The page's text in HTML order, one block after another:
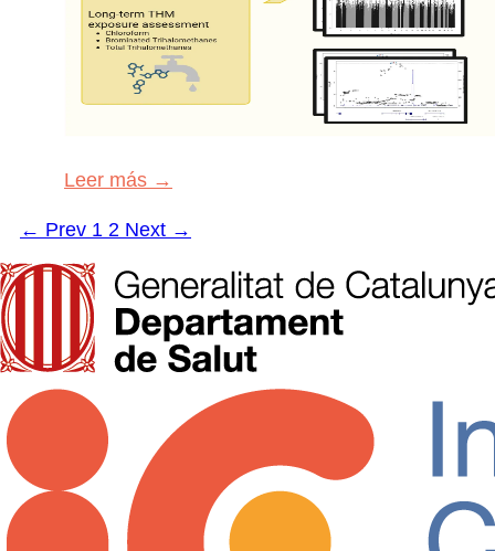
Leer más →
← Prev 1 2 Next →